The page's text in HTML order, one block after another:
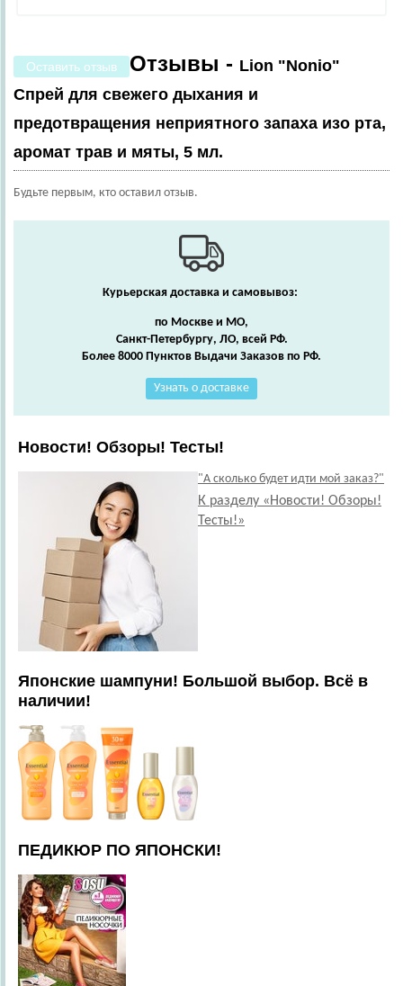
Оставить отзыв Отзывы - Lion "Nonio"
Спрей для свежего дыхания и
предотвращения неприятного запаха изо рта,
аромат трав и мяты, 5 мл.
Будьте первым, кто оставил отзыв.
Курьерская доставка и самовывоз:
по Москве и МО,
Санкт-Петербургу, ЛО, всей РФ.
Более 8000 Пунктов Выдачи Заказов по РФ.
Узнать о доставке
Новости! Обзоры! Тесты!
"А сколько будет идти мой заказ?"
К разделу «Новости! Обзоры!
Тесты!»
Японские шампуни! Большой выбор. Всё в
наличии!
ПЕДИКЮР ПО ЯПОНСКИ!